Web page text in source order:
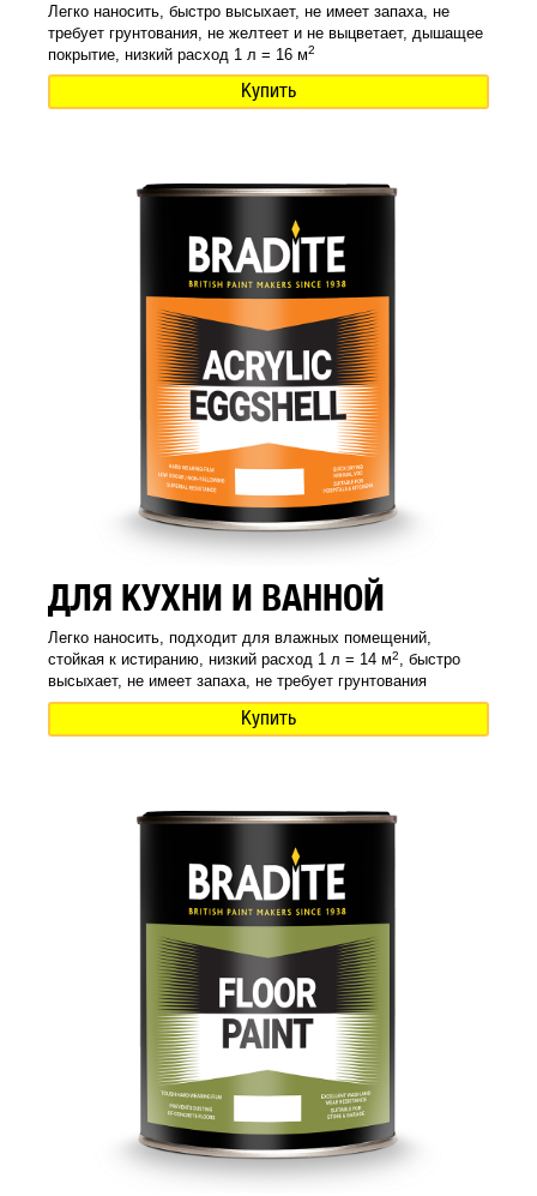
Легко наносить, быстро высыхает, не имеет запаха, не
требует грунтования, не желтеет и не выцветает, дышащее
покрытие, низкий расход 1 л = 16 м2
Купить
ДЛЯ КУХНИ И ВАННОЙ
Легко наносить, подходит для влажных помещений,
стойкая к истиранию, низкий расход 1 л = 14 м2, быстро
высыхает, не имеет запаха, не требует грунтования
Купить